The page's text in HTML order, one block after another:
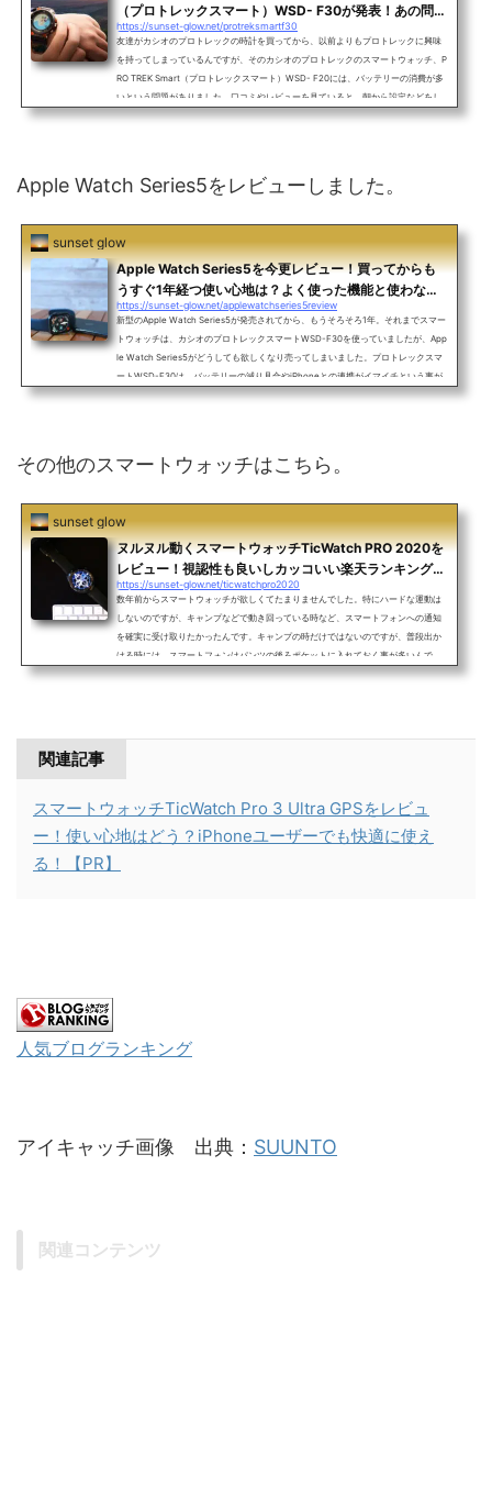
（プロトレックスマート）WSD- F30が発表！あの問題
だったバッテリーは改良されたの？
https://sunset-glow.net/protreksmartf30
友達がカシオのプロトレックの時計を買ってから、以前よりもプロトレックに興味
を持ってしまっているんですが、そのカシオのプロトレックのスマートウォッチ、P
RO TREK Smart（プロトレックスマート）WSD- F20には、バッテリーの消費が多
いという問題がありました。口コミやレビューを見ていると、朝から設定などをし
ていたら夕方にはバッテリーが切れてしまったり、バッテリーを持たせるために、
Apple Watch Series5をレビューしました。
sunset glow
Apple Watch Series5を今更レビュー！買ってからも
うすぐ1年経つ使い心地は？よく使った機能と使わなか
った機能はこれ
https://sunset-glow.net/applewatchseries5review
新型のApple Watch Series5が発売されてから、もうそろそろ1年。それまでスマー
トウォッチは、カシオのプロトレックスマートWSD-F30を使っていましたが、App
le Watch Series5がどうしても欲しくなり売ってしまいました。プロトレックスマ
ートWSD-F30は、バッテリーの減り具合やiPhoneとの連携がイマイチという事が
ありましたが、そこまで不満があったわけではありません。ただApple Watchの方
その他のスマートウォッチはこちら。
sunset glow
ヌルヌル動くスマートウォッチTicWatch PRO 2020を
レビュー！視認性も良いしカッコいい楽天ランキング1
位にもなったのも納得！【PR】
https://sunset-glow.net/ticwatchpro2020
数年前からスマートウォッチが欲しくてたまりませんでした。特にハードな運動は
しないのですが、キャンプなどで動き回っている時など、スマートフォンへの通知
を確実に受け取りたかったんです。キャンプの時だけではないのですが、普段出か
ける時には、スマートフォンはパンツの後ろポケットに入れておく事が多いんで
す。そんな時、電話やSNSの通知が来ても全く気がつかない時がありました。それ
関連記事
スマートウォッチTicWatch Pro 3 Ultra GPSをレビュ
ー！使い心地はどう？iPhoneユーザーでも快適に使え
る！【PR】
人気ブログランキング
アイキャッチ画像 出典： SUUNTO
関連コンテンツ